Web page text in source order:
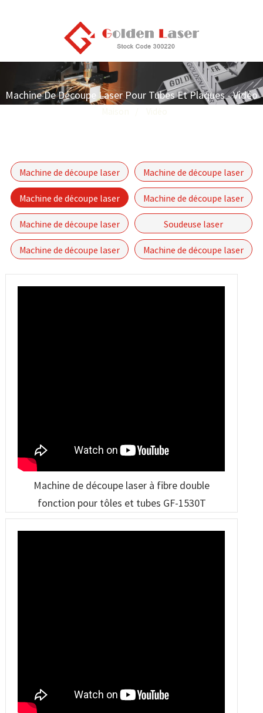
Machine De Découpe Laser Pour Tubes Et Plaques - Vidéo
Machine de découpe laser
à fibre automatique pour
tubes, série P-(A)
Machine de découpe laser
à fibre fermée
Machine de découpe laser
pour tubes et plaques
Machine de découpe laser
fibre monobloc série GF
Machine de découpe laser
à fibre à moteur linéaire -
Soudeuse laser
Machine de découpe laser
Machine de découpe laser
Machine de découpe laser à fibre double
fonction pour tôles et tubes GF-1530T